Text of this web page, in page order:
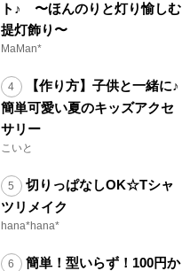
ト♪ 〜ほんのりと灯り愉しむ
提灯飾り〜
MaMan*
【作り方】子供と一緒に♪
簡単可愛い夏のキッズアクセ
サリー
こいと
切りっぱなしOK☆Tシャ
ツリメイク
hana*hana*
簡単！型いらず！100円か